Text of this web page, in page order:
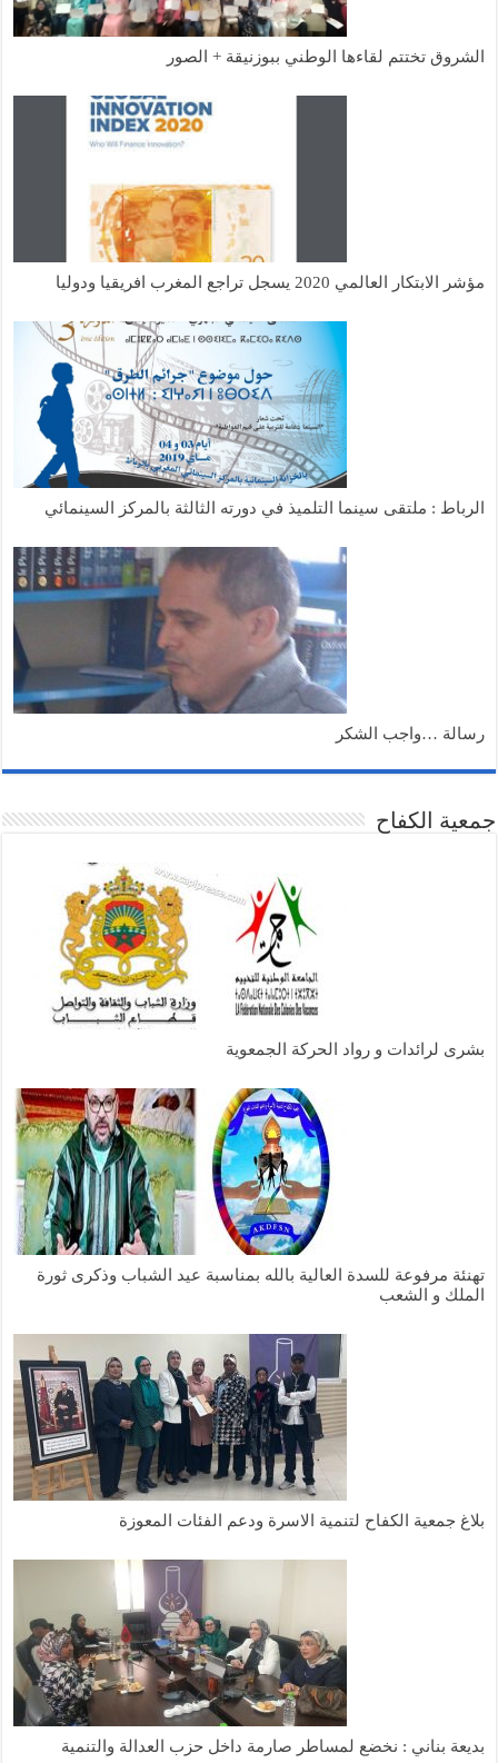
الشروق تختتم لقاءها الوطني ببوزنيقة + الصور
مؤشر الابتكار العالمي 2020 يسجل تراجع المغرب افريقيا ودوليا
الرباط : ملتقى سينما التلميذ في دورته الثالثة بالمركز السينمائي
رسالة …واجب الشكر
جمعية الكفاح
بشرى لرائدات و رواد الحركة الجمعوية
تهنئة مرفوعة للسدة العالية بالله بمناسبة عيد الشباب وذكرى ثورة
الملك و الشعب
بلاغ جمعية الكفاح لتنمية الاسرة ودعم الفئات المعوزة
بديعة بناني : نخضع لمساطر صارمة داخل حزب العدالة والتنمية